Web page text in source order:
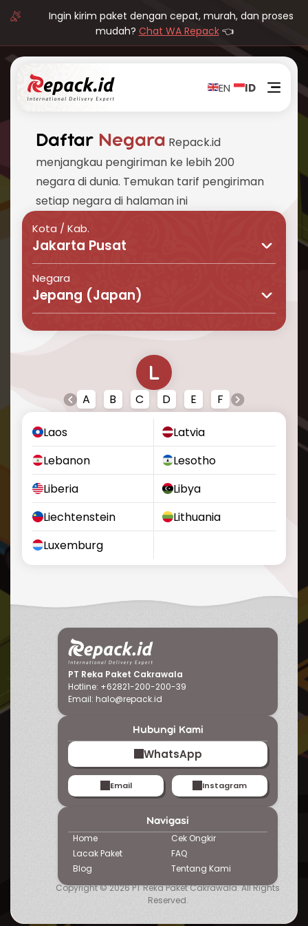
Ingin kirim paket dengan cepat, murah, dan proses
mudah? Chat WA Repack👈
EN ID
Daftar Negara Repack.id
menjangkau pengiriman ke lebih 200
negara di dunia. Temukan tarif pengiriman
setiap negara di halaman ini
Kota / Kab.
Jakarta Pusat
Negara
Jepang (Japan)
L
A B C D E F G
Laos
Latvia
Lebanon
Lesotho
Liberia
Libya
Liechtenstein
Lithuania
Luxemburg
PT Reka Paket Cakrawala
Hotline: +62821-200-200-39
Email: halo@repack.id
Hubungi Kami
WhatsApp
Email Instagram
Navigasi
Home
Cek Ongkir
Lacak Paket
FAQ
Blog
Tentang Kami
Copyright © 2026 PT Reka Paket Cakrawala. All Rights
Reserved.